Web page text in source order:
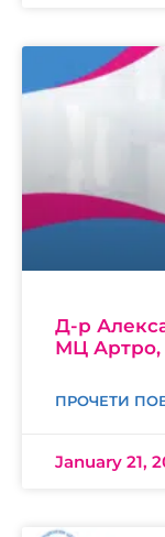
Д-р
МЦ Артро,
ПРОЧЕТИ
January 21,